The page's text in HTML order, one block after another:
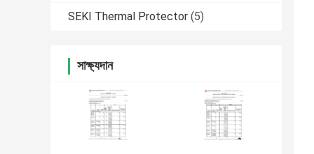
SEKI Thermal Protector (5)
সাক্ষ্যদান